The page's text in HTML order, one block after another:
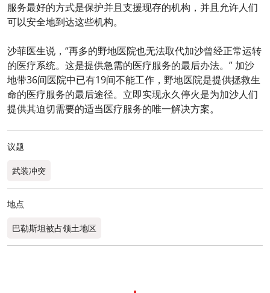
服务最好的方式是保护并且支援现存的机构，并且允许人们
可以安全地到达这些机构。
沙菲医生说，“再多的野地医院也无法取代加沙曾经正常运转
的医疗系统。这是提供急需的医疗服务的最后办法。” 加沙
地带36间医院中已有19间不能工作，野地医院是提供拯救生
命的医疗服务的最后途径。立即实现永久停火是为加沙人们
提供其迫切需要的适当医疗服务的唯一解决方案。
议题
武装冲突
地点
巴勒斯坦被占领土地区